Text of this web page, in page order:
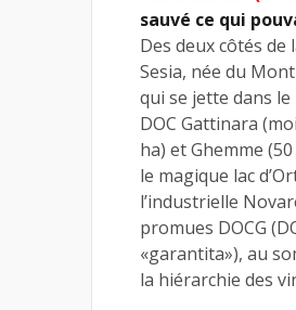
sauvé ce qui
Des deux côtés de
Sesia, née du
qui se jette dans le
DOC Gattinara
ha) et Ghemme
le magique lac
l’industrielle
promues DOCG
«garantita»), au
la hiérarchie des